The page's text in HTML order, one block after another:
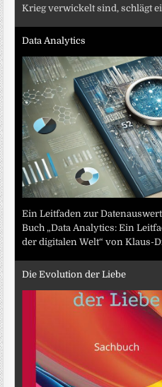
Krieg verwickelt sind, schlägt
Data Analytics
Ein Leitfaden zur
Buch „Data Analytics: Ein
der digitalen Welt“ von Klaus-
Die Evolution der Liebe